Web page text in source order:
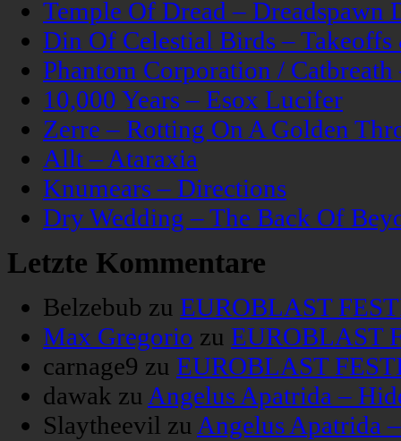
Temple Of Dread – Dreadspawn
Din Of Celestial Birds –
Phantom Corporation /
10,000 Years – Esox Lucifer
Zerre – Rotting On A Golden
Allt – Ataraxia
Knumears – Directions
Dry Wedding – The Back Of
Letzte Kommentare
Belzebub zu EUROBLAST
Max Gregorio zu EUROBLAST
carnage9 zu EUROBLAST
dawak zu Angelus Apatrida –
Slaytheevil zu Angelus Apatrida